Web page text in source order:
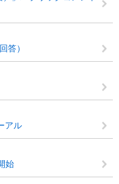
答）
アル
始